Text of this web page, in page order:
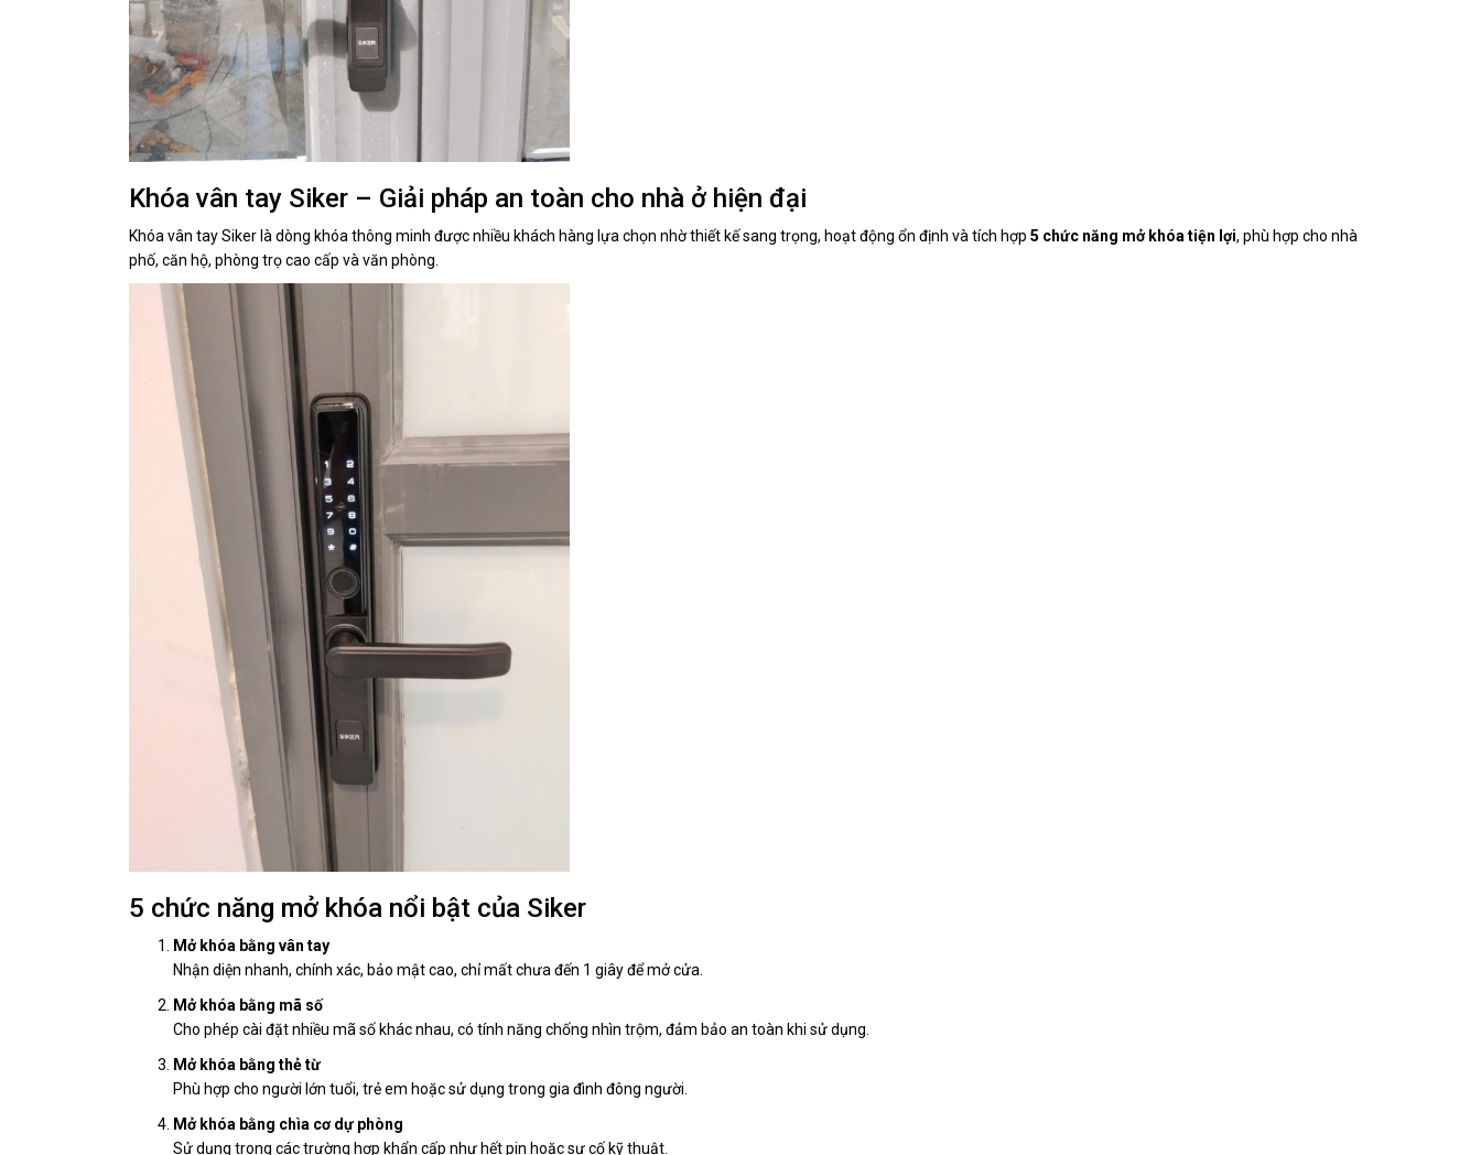
Khóa vân tay Siker – Giải pháp an toàn cho nhà ở hiện đại
Khóa vân tay Siker là dòng khóa thông minh được nhiều khách hàng lựa chọn nhờ thiết kế sang trọng, hoạt động ổn định và tích hợp 5 chức năng mở khóa tiện lợi, phù hợp cho nhà
phố, căn hộ, phòng trọ cao cấp và văn phòng.
5 chức năng mở khóa nổi bật của Siker
Mở khóa bằng vân tay
Nhận diện nhanh, chính xác, bảo mật cao, chỉ mất chưa đến 1 giây để mở cửa.
Mở khóa bằng mã số
Cho phép cài đặt nhiều mã số khác nhau, có tính năng chống nhìn trộm, đảm bảo an toàn khi sử dụng.
Mở khóa bằng thẻ từ
Phù hợp cho người lớn tuổi, trẻ em hoặc sử dụng trong gia đình đông người.
Mở khóa bằng chìa cơ dự phòng
Sử dụng trong các trường hợp khẩn cấp như hết pin hoặc sự cố kỹ thuật.